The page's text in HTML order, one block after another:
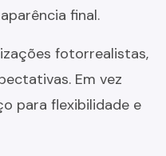
final.
fotorrealistas,
Em vez
para flexibilidade e